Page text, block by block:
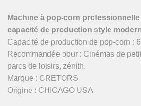
Machine à pop-corn
capacité de production style
Capacité de production de pop-corn :
Recommandée pour : Cinémas de
parcs de loisirs, zénith.
Marque : CRETORS
Origine : CHICAGO USA